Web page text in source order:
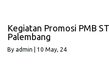
Kegiatan Promosi PMB
Palembang
By admin 10 May, 24